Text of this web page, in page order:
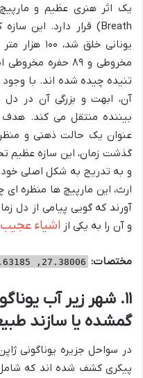
مخروطی و ۸۹
تنیده چیده شده اند. با
آن، ابهت و بزرگی آن در
بیننده منتقل می کند. هدف
عنوان یک حالت ذهنی و
گذشت زمان، این سازه عظیم
و به تدریج به شکل اصلی خود
ارث، این مارپیچ ها منظره ای
آورند که گویی پیامی از دل
و آن را به یکی از اشیاء
مختصات: 27.38006, 33.63185
۱۱. شهر زیر آب
گمشده یا سازند
در سواحل جزیره یوناگونی
پیکری کشف شده اند که